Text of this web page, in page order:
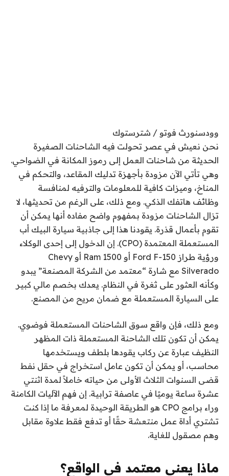
وودسنورث فوتو / شترستوك
نحن نعيش في عصر تحولت فيه الشاحنات الصغيرة
الحديثة من شاحنات العمل إلى رموز المكانة في الضواحي.
وهي تأتي الآن مزودة بأجهزة تدليك المقاعد، والتحكم في
المناخ، وميزات كافية للمعلومات والترفيه لمنافسة
وظائف هاتفك الذكي. ومع ذلك، على الرغم من تحديثها، لا
تزال الشاحنات مزودة بمفهوم واضح مفاده أنها يمكن أن
تقوم بأعمال قذرة. يقودنا هذا إلى جاذبية سيارة البيك أب
المستعملة المعتمدة (CPO). إن الدخول إلى إحدى الوكلاء
ورؤية طراز Ford F-150 أو Ram 1500 أو Chevy
Silverado مع شارة “معتمد من الشركة المصنعة” يبدو
وكأنه العثور على ثغرة في النظام. يعدك بخصم مالي كبير
على السيارة المستعملة مع ضمان مريح من المصنع.
ومع ذلك، فإن واقع سوق الشاحنات المستعملة فوضوي.
يمكن أن تكون تلك الشاحنة المستعملة ذات المظهر
النظيف عبارة عن ركاب يقودها بلطف ويستخدمها
محاسب، أو يمكن أن تكون عامل استخراج في حقل نفط
قضى السنوات الثلاث الأولى من حياته خاملاً لمدة اثنتي
عشرة ساعة يوميًا في عاصفة ترابية. إن فهم الآليات الكامنة
وراء برامج CPO هو الطريقة الوحيدة لمعرفة ما إذا كنت
تشتري أداة عمل منتعشة حقًا أو تدفع فقط علاوة مقابل
وهم مصقول للغاية.
ماذا يعني معتمد في الواقع؟